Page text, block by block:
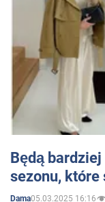
Będą
sezonu,
Dama05.03.2025 16:16